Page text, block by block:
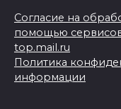
Согласие на
помощью
top.mail.ru
Политика
информации